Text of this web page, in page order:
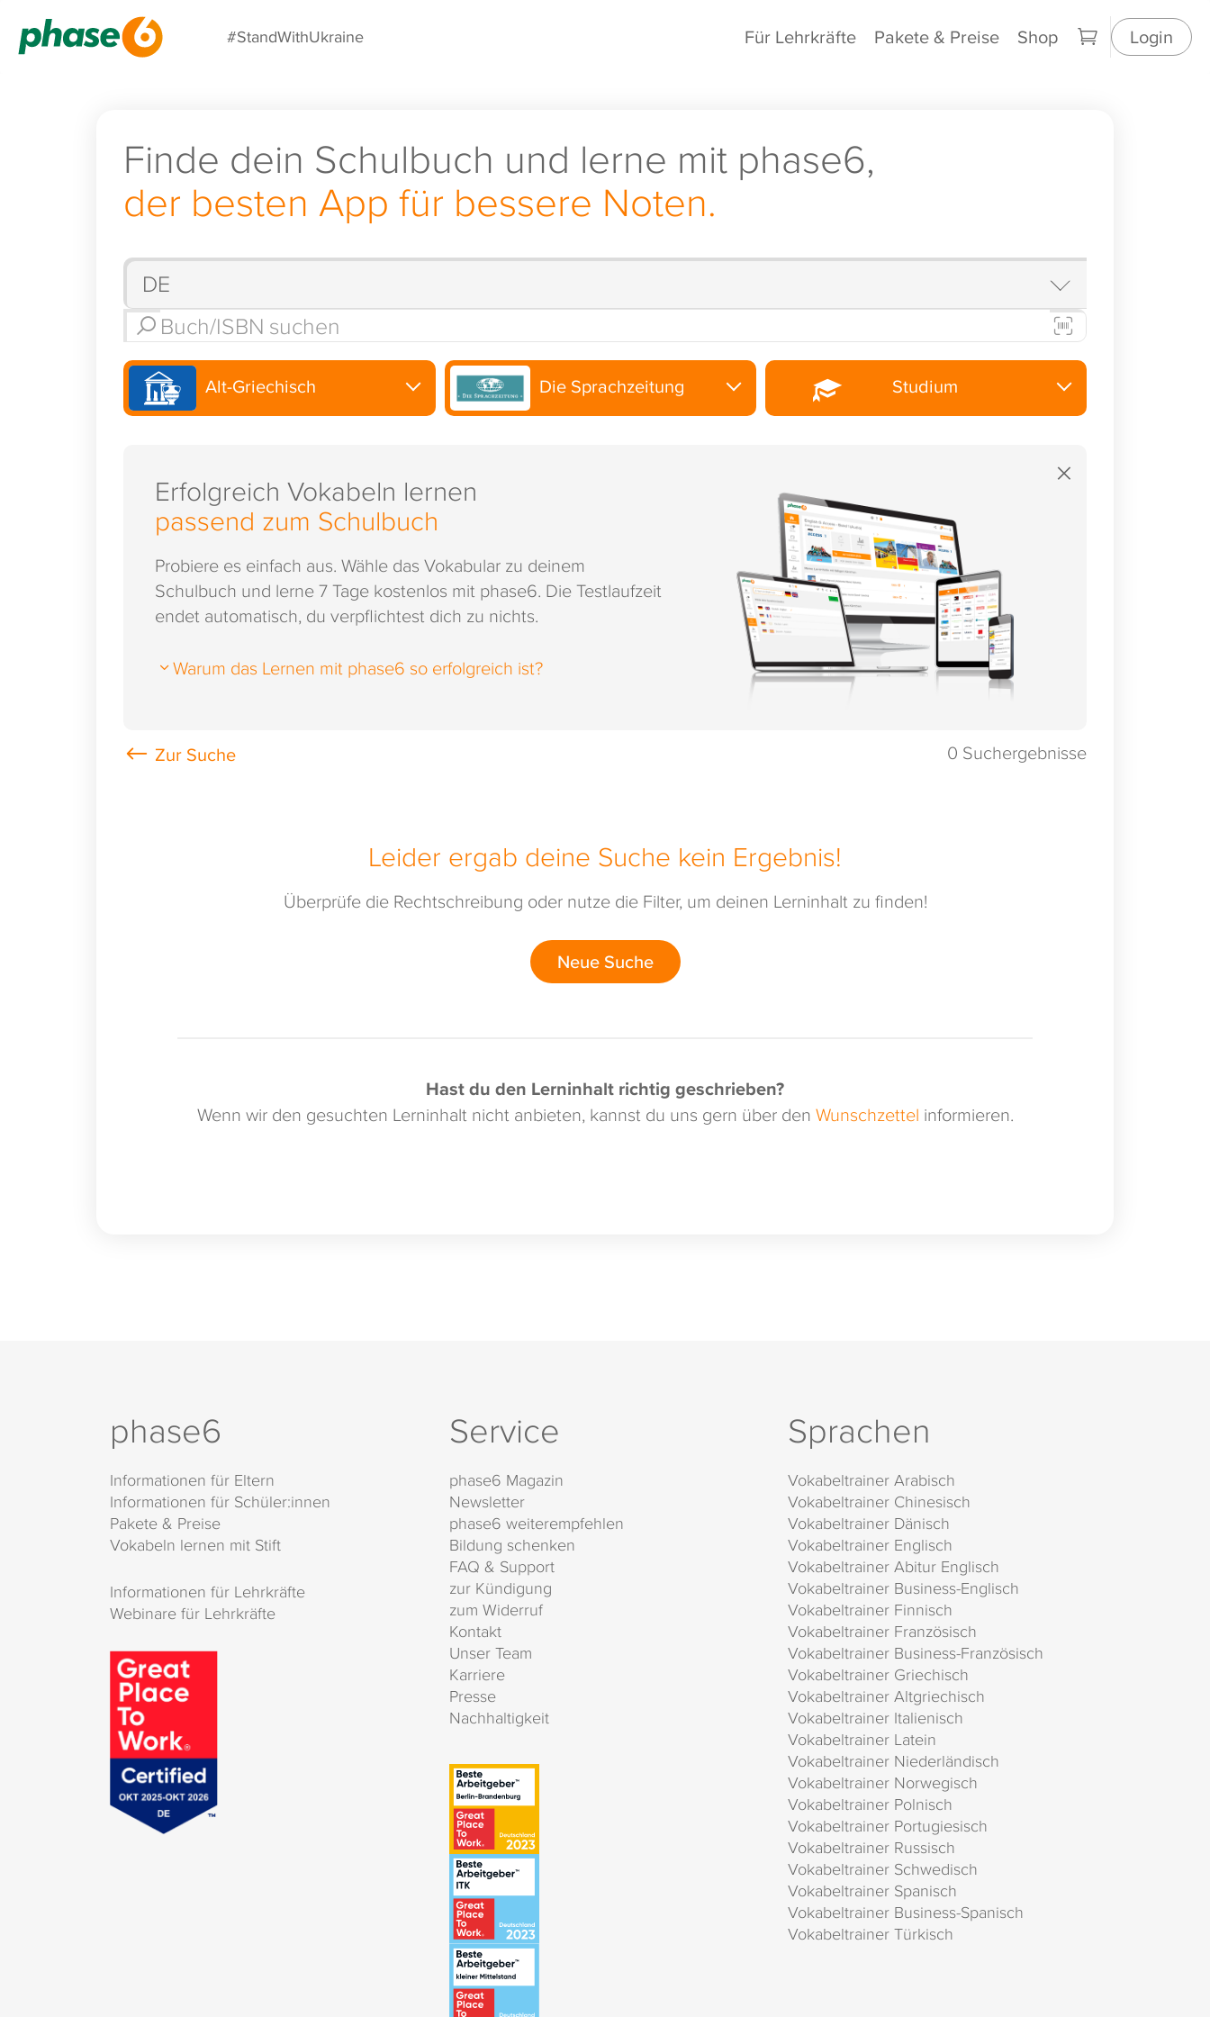
#StandWithUkraine Für Lehrkräfte Pakete & Preise Shop Login
Finde dein Schulbuch und lerne mit phase6,
der besten App für bessere Noten.
Alt-Griechisch Die Sprachzeitung Studium
×
Erfolgreich Vokabeln lernen
passend zum Schulbuch
Probiere es einfach aus. Wähle das Vokabular zu deinem
Schulbuch und lerne 7 Tage kostenlos mit phase6. Die Testlaufzeit
endet automatisch, du verpflichtest dich zu nichts.
Warum das Lernen mit phase6 so erfolgreich ist?
0 Suchergebnisse
Leider ergab deine Suche kein Ergebnis!
Überprüfe die Rechtschreibung oder nutze die Filter, um deinen Lerninhalt zu finden!
Neue Suche
Hast du den Lerninhalt richtig geschrieben?
Wenn wir den gesuchten Lerninhalt nicht anbieten, kannst du uns gern über den Wunschzettel informieren.
phase6
Informationen für Eltern
Informationen für Schüler:innen
Pakete & Preise
Vokabeln lernen mit Stift
Informationen für Lehrkräfte
Webinare für Lehrkräfte
Service
phase6 Magazin
Newsletter
phase6 weiterempfehlen
Bildung schenken
FAQ & Support
zur Kündigung
zum Widerruf
Kontakt
Unser Team
Karriere
Presse
Nachhaltigkeit
Sprachen
Vokabeltrainer Arabisch
Vokabeltrainer Chinesisch
Vokabeltrainer Dänisch
Vokabeltrainer Englisch
Vokabeltrainer Abitur Englisch
Vokabeltrainer Business-Englisch
Vokabeltrainer Finnisch
Vokabeltrainer Französisch
Vokabeltrainer Business-Französisch
Vokabeltrainer Griechisch
Vokabeltrainer Altgriechisch
Vokabeltrainer Italienisch
Vokabeltrainer Latein
Vokabeltrainer Niederländisch
Vokabeltrainer Norwegisch
Vokabeltrainer Polnisch
Vokabeltrainer Portugiesisch
Vokabeltrainer Russisch
Vokabeltrainer Schwedisch
Vokabeltrainer Spanisch
Vokabeltrainer Business-Spanisch
Vokabeltrainer Türkisch